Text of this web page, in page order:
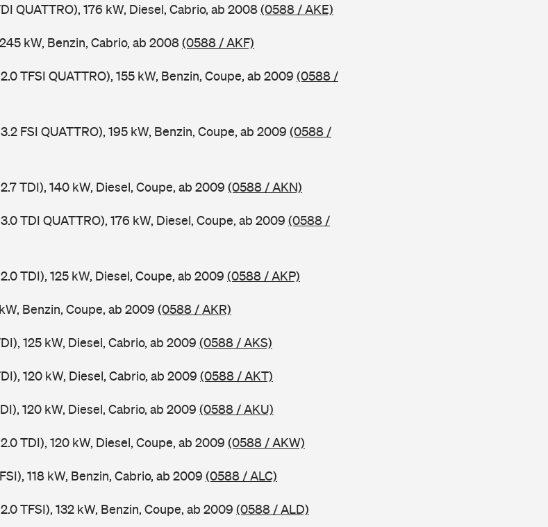
QUATTRO), 176 kW, Diesel, Cabrio, ab 2008(0588 / AKE)
kW, Benzin, Cabrio, ab 2008(0588 / AKF)
TFSI QUATTRO), 155 kW, Benzin, Coupe, ab 2009 (0588 /
FSI QUATTRO), 195 kW, Benzin, Coupe, ab 2009 (0588 /
TDI), 140 kW, Diesel, Coupe, ab 2009 (0588 / AKN)
TDI QUATTRO), 176 kW, Diesel, Coupe, ab 2009 (0588 /
TDI), 125 kW, Diesel, Coupe, ab 2009 (0588 / AKP)
Benzin, Coupe, ab 2009 (0588 / AKR)
125 kW, Diesel, Cabrio, ab 2009 (0588 / AKS)
120 kW, Diesel, Cabrio, ab 2009 (0588 / AKT)
120 kW, Diesel, Cabrio, ab 2009 (0588 / AKU)
TDI), 120 kW, Diesel, Coupe, ab 2009 (0588 / AKW)
118 kW, Benzin, Cabrio, ab 2009 (0588 / ALC)
TFSI), 132 kW, Benzin, Coupe, ab 2009 (0588 / ALD)